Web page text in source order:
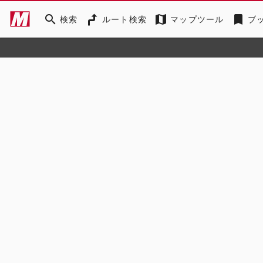
search 検索 ルート検索 map マップツール bookmark ブ